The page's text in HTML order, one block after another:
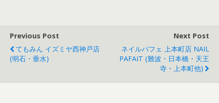
Previous Post
てもみん イズミヤ西神戸店
(明石・垂水)
Next Post
ネイルパフェ 上本町店 NAIL
PAFAIT (難波・日本橋・天王
寺・上本町他)